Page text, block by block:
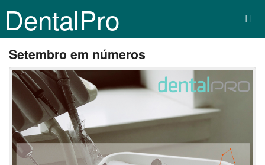
DentalPro
Setembro em números